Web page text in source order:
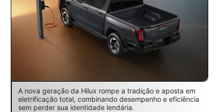
A nova geração da Hilux rompe a tradição e aposta em
eletrificação total, combinando desempenho e eficiência
sem perder sua identidade lendária.